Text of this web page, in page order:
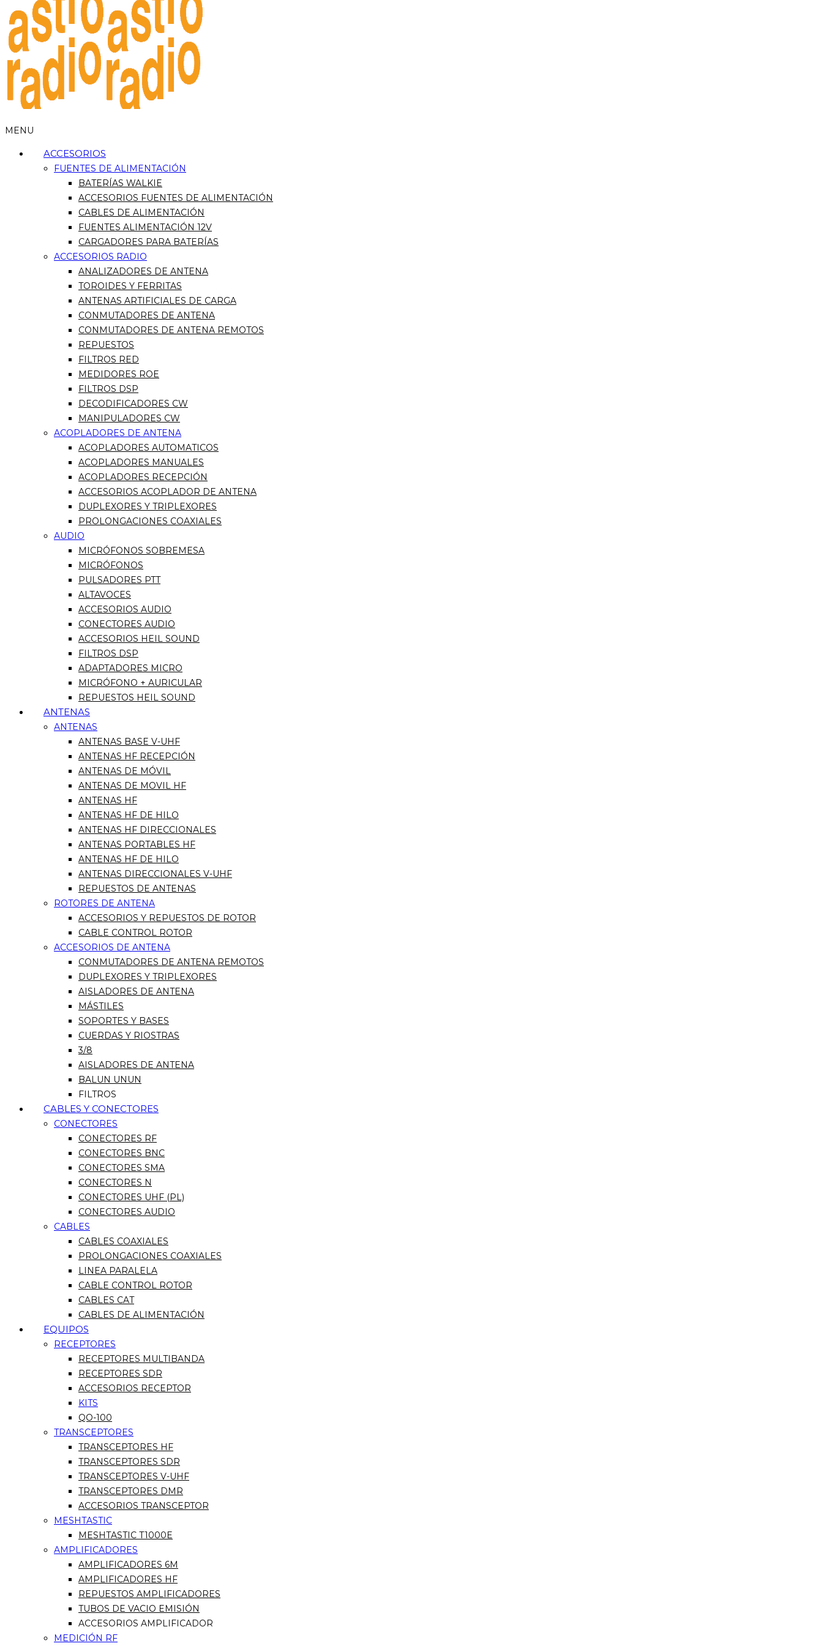
MENU
ACCESORIOS
FUENTES DE ALIMENTACIÓN
BATERÍAS WALKIE
ACCESORIOS FUENTES DE ALIMENTACIÓN
CABLES DE ALIMENTACIÓN
FUENTES ALIMENTACIÓN 12V
CARGADORES PARA BATERÍAS
ACCESORIOS RADIO
ANALIZADORES DE ANTENA
TOROIDES Y FERRITAS
ANTENAS ARTIFICIALES DE CARGA
CONMUTADORES DE ANTENA
CONMUTADORES DE ANTENA REMOTOS
REPUESTOS
FILTROS RED
MEDIDORES ROE
FILTROS DSP
DECODIFICADORES CW
MANIPULADORES CW
ACOPLADORES DE ANTENA
ACOPLADORES AUTOMATICOS
ACOPLADORES MANUALES
ACOPLADORES RECEPCIÓN
ACCESORIOS ACOPLADOR DE ANTENA
DUPLEXORES Y TRIPLEXORES
PROLONGACIONES COAXIALES
AUDIO
MICRÓFONOS SOBREMESA
MICRÓFONOS
PULSADORES PTT
ALTAVOCES
ACCESORIOS AUDIO
CONECTORES AUDIO
ACCESORIOS HEIL SOUND
FILTROS DSP
ADAPTADORES MICRO
MICRÓFONO + AURICULAR
REPUESTOS HEIL SOUND
ANTENAS
ANTENAS
ANTENAS BASE V-UHF
ANTENAS HF RECEPCIÓN
ANTENAS DE MÓVIL
ANTENAS DE MOVIL HF
ANTENAS HF
ANTENAS HF DE HILO
ANTENAS HF DIRECCIONALES
ANTENAS PORTABLES HF
ANTENAS HF DE HILO
ANTENAS DIRECCIONALES V-UHF
REPUESTOS DE ANTENAS
ROTORES DE ANTENA
ACCESORIOS Y REPUESTOS DE ROTOR
CABLE CONTROL ROTOR
ACCESORIOS DE ANTENA
CONMUTADORES DE ANTENA REMOTOS
DUPLEXORES Y TRIPLEXORES
AISLADORES DE ANTENA
MÁSTILES
SOPORTES Y BASES
CUERDAS Y RIOSTRAS
3/8
AISLADORES DE ANTENA
BALUN UNUN
FILTROS
CABLES Y CONECTORES
CONECTORES
CONECTORES RF
CONECTORES BNC
CONECTORES SMA
CONECTORES N
CONECTORES UHF (PL)
CONECTORES AUDIO
CABLES
CABLES COAXIALES
PROLONGACIONES COAXIALES
LINEA PARALELA
CABLE CONTROL ROTOR
CABLES CAT
CABLES DE ALIMENTACIÓN
EQUIPOS
RECEPTORES
RECEPTORES MULTIBANDA
RECEPTORES SDR
ACCESORIOS RECEPTOR
KITS
QO-100
TRANSCEPTORES
TRANSCEPTORES HF
TRANSCEPTORES SDR
TRANSCEPTORES V-UHF
TRANSCEPTORES DMR
ACCESORIOS TRANSCEPTOR
MESHTASTIC
MESHTASTIC T1000E
AMPLIFICADORES
AMPLIFICADORES 6M
AMPLIFICADORES HF
REPUESTOS AMPLIFICADORES
TUBOS DE VACIO EMISIÓN
ACCESORIOS AMPLIFICADOR
MEDICIÓN RF